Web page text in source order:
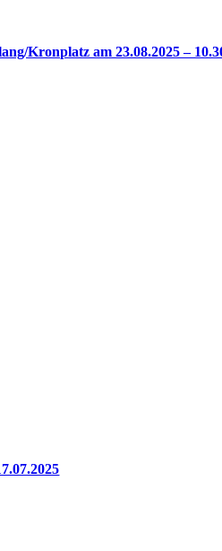
Kronplatz am 23.08.2025 –